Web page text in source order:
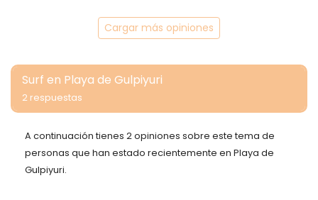
Cargar más opiniones
Surf en Playa de Gulpiyuri
2 respuestas
A continuación tienes 2 opiniones sobre este tema de
personas que han estado recientemente en Playa de
Gulpiyuri.